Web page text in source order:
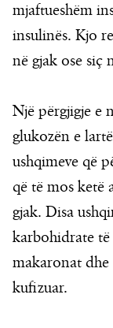
mjaftueshëm
insulinës. Kjo
në gjak ose siç
Një përgjigje e
glukozën e
ushqimeve që
që të mos ketë
gjak. Disa
karbohidrate
makaronat dhe
kufizuar.